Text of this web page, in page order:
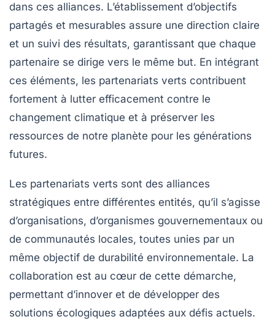
dans ces alliances. L’établissement d’objectifs
partagés et mesurables assure une direction claire
et un suivi des résultats, garantissant que chaque
partenaire se dirige vers le même but. En intégrant
ces éléments, les partenariats verts contribuent
fortement à lutter efficacement contre le
changement climatique et à préserver les
ressources de notre planète pour les générations
futures.
Les partenariats verts sont des alliances
stratégiques entre différentes entités, qu’il s’agisse
d’organisations, d’organismes gouvernementaux ou
de communautés locales, toutes unies par un
même objectif de durabilité environnementale. La
collaboration est au cœur de cette démarche,
permettant d’innover et de développer des
solutions écologiques adaptées aux défis actuels.